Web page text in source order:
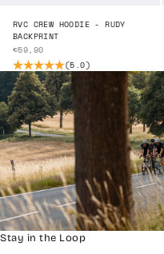
RVC CREW HOODIE - RUDY
BACKPRINT
ANGEBOT
€59,90
(5.0)
Stay in the Loop